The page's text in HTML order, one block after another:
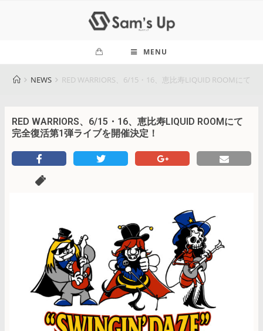
MENU
NEWS RED WARRIORS、6/15・16、恵比寿LIQUID ROOMにて
RED WARRIORS、6/15・16、恵比寿LIQUID ROOMにて
完全復活第1弾ライブを開催決定！